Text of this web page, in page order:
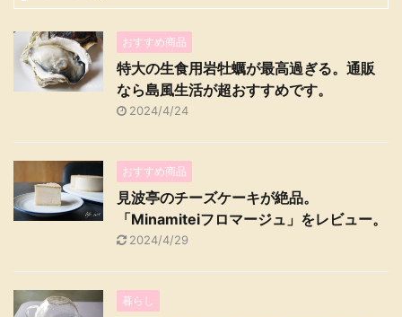
おすすめ商品
特大の生食用岩牡蠣が最高過ぎる。通販
なら島風生活が超おすすめです。
2024/4/24
おすすめ商品
見波亭のチーズケーキが絶品。
「Minamiteiフロマージュ」をレビュー。
2024/4/29
暮らし